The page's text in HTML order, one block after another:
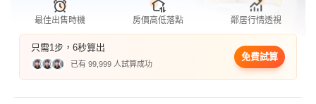
最佳出售時機 房價高低落點 鄰居行情透視
只需1步，6秒算出
已有 99,999 人試算成功
免費試算